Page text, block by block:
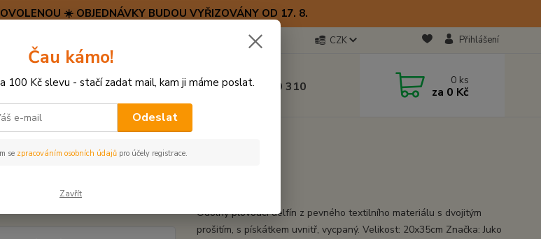
☀️ OBJEDNÁVKY BUDOU VYŘIZOVÁNY OD 17. 8.
CZK Přihlášení
Hledat (+420) 723 770 310 0 ks
za 0 Kč
Odolný plovoucí delfín z pevného textilního materiálu s dvojitým
prošitím, s pískátkem uvnitř, vycpaný. Velikost: 20x35cm Značka: Juko
Čau kámo!
100 Kč slevu - stačí zadat mail, kam ji máme poslat.
Odeslat
se zpracováním osobních údajů pro účely registrace.
Zavřít